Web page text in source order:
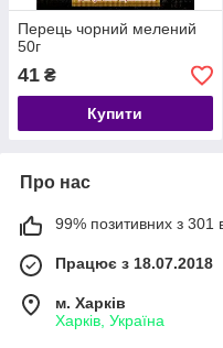
Перець чорний мелений
50г
41 ₴
Купити
Про нас
99% позитивних з 301
Працює з 18.07.2018
м. Харків
Харків, Україна